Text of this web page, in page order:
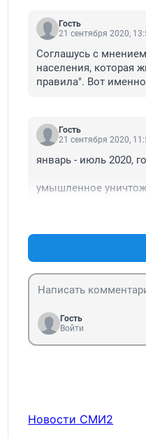
Гость
21 сентября 2020,
Соглашусь с
населения, которая
правила". Вот
порядочные
Либо автомобиль
начинаются
Гость
21 сентября 2020,
январь - июль 2020,
умышленное
неосторожности
тяжкие последствия
всего 5 302
не раскрыто 3 456
Гость
Войти
Новости СМИ2